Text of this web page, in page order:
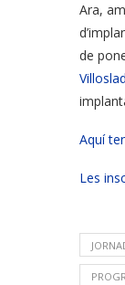
Ara,
de
Aquí
Les